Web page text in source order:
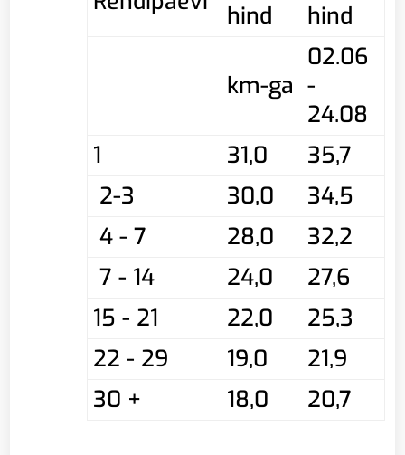
hind
hind
km-ga
02.06
-
24.08
1
31,0
35,7
2-3
30,0
34,5
4 - 7
28,0
32,2
7 - 14
24,0
27,6
15 - 21
22,0
25,3
22 - 29
19,0
21,9
30 +
18,0 20,7